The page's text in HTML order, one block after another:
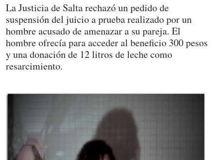
La Justicia de Salta rechazó un pedido de
suspensión del juicio a prueba realizado por un
hombre acusado de amenazar a su pareja. El
hombre ofrecía para acceder al beneficio 300 pesos
y una donación de 12 litros de leche como
resarcimiento.